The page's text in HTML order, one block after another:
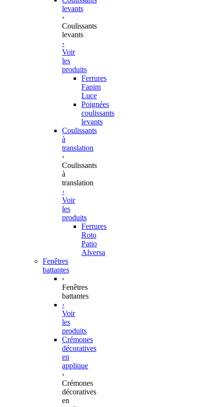
levants
‹
Coulissants
levants
›
Voir
les
produits
Ferrures
Fapim
Luce
Poignées
coulissants
levants
Coulissants
à
translation
‹
Coulissants
à
translation
›
Voir
les
produits
Ferrures
Roto
Patio
Alversa
Fenêtres
battantes
‹
Fenêtres
battantes
›
Voir
les
produits
Crémones
décoratives
en
applique
‹
Crémones
décoratives
en